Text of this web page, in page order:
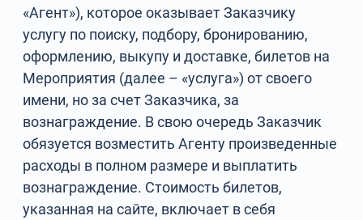
«Агент»), которое оказывает Заказчику
услугу по поиску, подбору, бронированию,
оформлению, выкупу и доставке, билетов на
Мероприятия (далее – «услуга») от своего
имени, но за счет Заказчика, за
вознаграждение. В свою очередь Заказчик
обязуется возместить Агенту произведенные
расходы в полном размере и выплатить
вознаграждение. Стоимость билетов,
указанная на сайте, включает в себя